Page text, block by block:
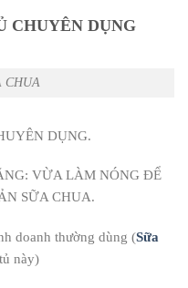
CHUYÊN DỤNG
CHUA
DỤNG.
VỪA LÀM NÓNG ĐỂ
SỮA CHUA.
doanh thường dùng (Sữa
này)